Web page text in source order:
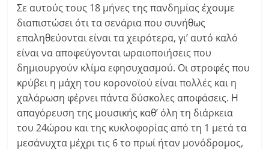
Σε αυτούς τους 18 μήνες της πανδημίας έχουμε
διαπιστώσει ότι τα σενάρια που συνήθως
επαληθεύονται είναι τα χειρότερα, γι’ αυτό καλό
είναι να αποφεύγονται ωραιοποιήσεις που
δημιουργούν κλίμα εφησυχασμού. Οι στροφές που
κρύβει η μάχη του κορονοϊού είναι πολλές και η
χαλάρωση φέρνει πάντα δύσκολες αποφάσεις. Η
απαγόρευση της μουσικής καθ’ όλη τη διάρκεια
του 24ώρου και της κυκλοφορίας από τη 1 μετά τα
μεσάνυχτα μέχρι τις 6 το πρωί ήταν μονόδρομος,